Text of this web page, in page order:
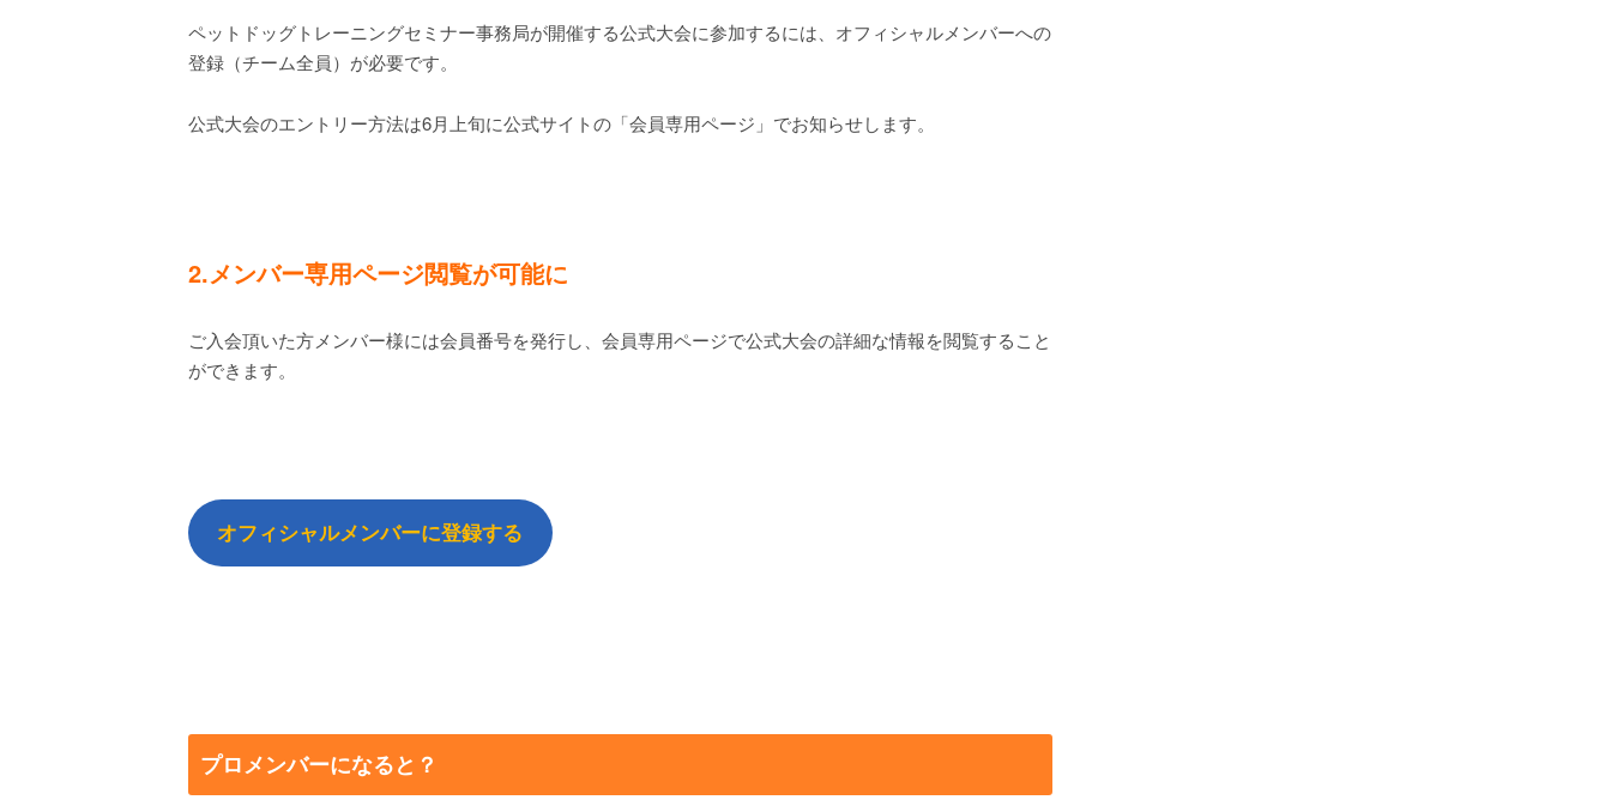
ペットドッグトレーニングセミナー事務局が開催する公式大会に参加するには、オフィシャルメンバーへの
登録（チーム全員）が必要です。
公式大会のエントリー方法は6月上旬に公式サイトの「会員専用ページ」でお知らせします。
2.メンバー専用ページ閲覧が可能に
ご入会頂いた方メンバー様には会員番号を発行し、会員専用ページで公式大会の詳細な情報を閲覧すること
ができます。
オフィシャルメンバーに登録する
プロメンバーになると？